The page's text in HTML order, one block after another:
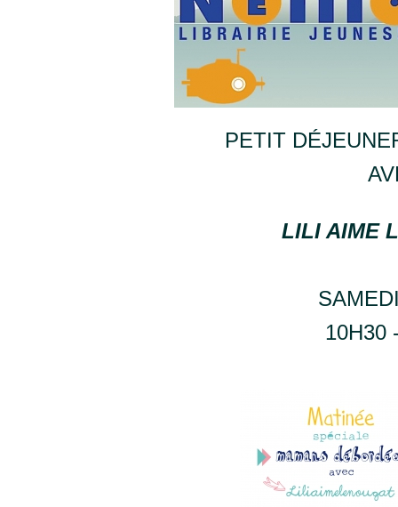
PETIT
LILI AIME
10H30